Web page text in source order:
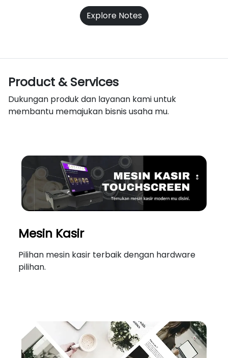
Explore Notes
Product & Services
Dukungan produk dan layanan kami untuk
membantu memajukan bisnis usaha mu.
Mesin Kasir
Pilihan mesin kasir terbaik dengan hardware
pilihan.